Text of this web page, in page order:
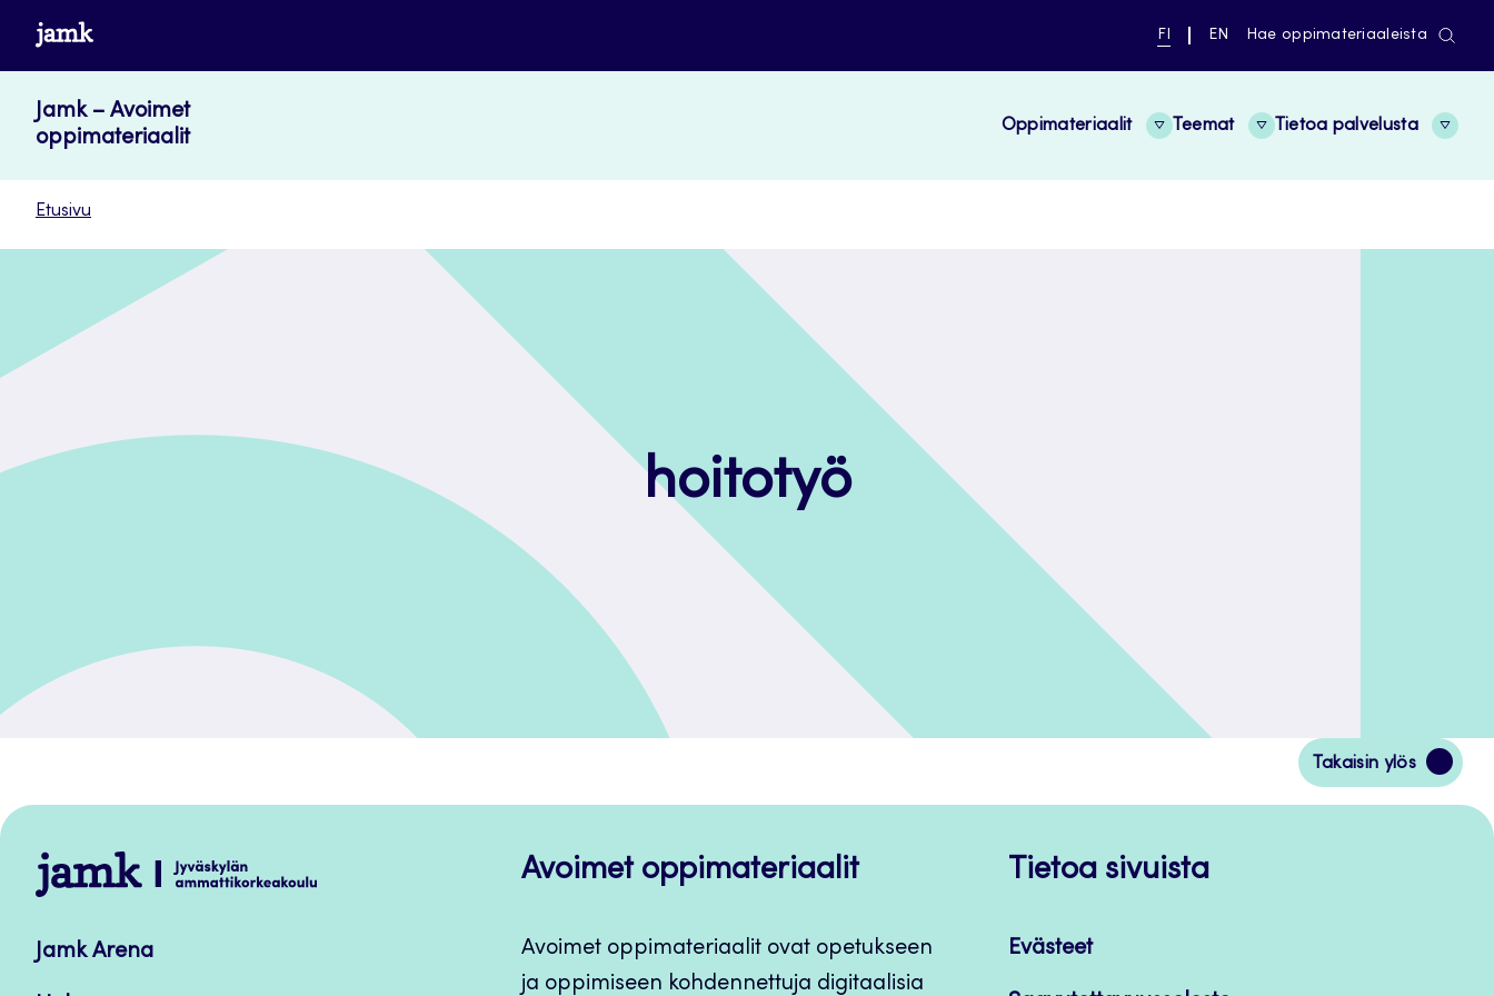
Siirry
sisältöön
www.jamk.fi
NYKYINEN
SUOMI
FI
VAIHDA
ENGLISH
EN Hae oppimateriaaleista
Jamk – Avoimet
oppimateriaalit
Oppimateriaalit Teemat Tietoa palvelusta
Etusivu
hoitotyö
Takaisin ylös
Siirry
takaisin
Jamk
–
Avoimet
Jamk Arena
Avoimet oppimateriaalit
Avoimet oppimateriaalit ovat opetukseen
ja oppimiseen kohdennettuja digitaalisia
Tietoa sivuista
Evästeet